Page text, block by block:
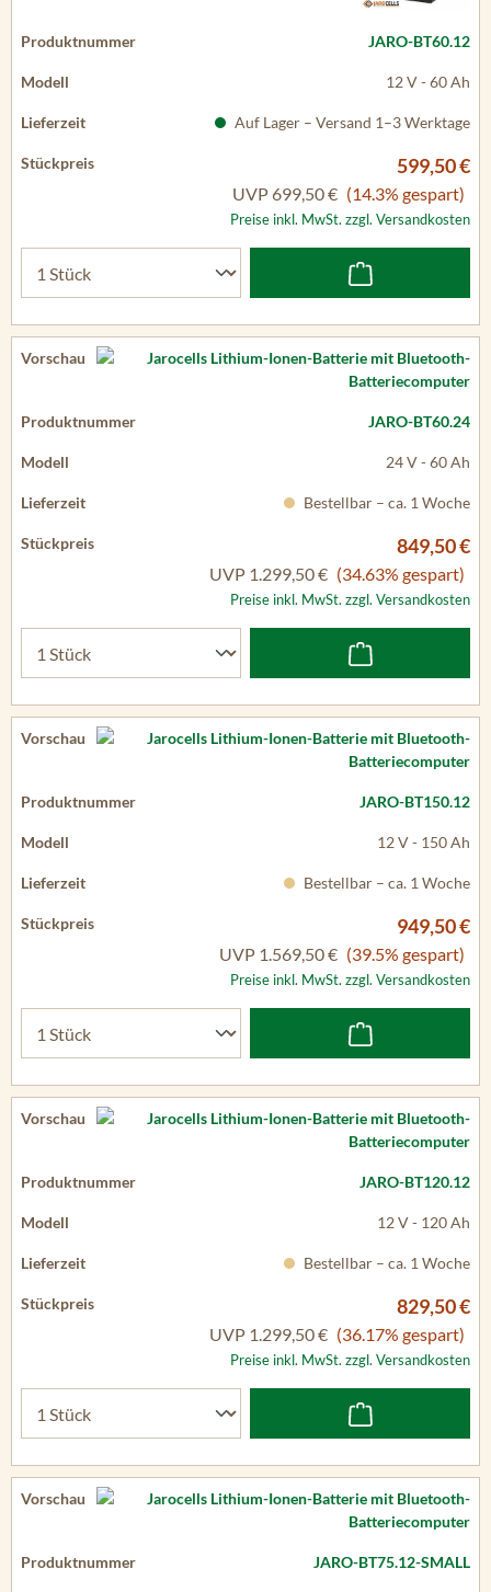
JARO-BT60.12
12 V - 60 Ah
Auf Lager – Versand 1–3 Werktage
599,50 €
UVP 699,50 € (14.3% gespart)
Preise inkl. MwSt. zzgl. Versandkosten
JARO-BT60.24
24 V - 60 Ah
Bestellbar – ca. 1 Woche
849,50 €
UVP 1.299,50 € (34.63% gespart)
Preise inkl. MwSt. zzgl. Versandkosten
JARO-BT150.12
12 V - 150 Ah
Bestellbar – ca. 1 Woche
949,50 €
UVP 1.569,50 € (39.5% gespart)
Preise inkl. MwSt. zzgl. Versandkosten
JARO-BT120.12
12 V - 120 Ah
Bestellbar – ca. 1 Woche
829,50 €
UVP 1.299,50 € (36.17% gespart)
Preise inkl. MwSt. zzgl. Versandkosten
JARO-BT75.12-SMALL